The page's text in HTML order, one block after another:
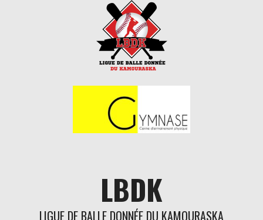
LBDK
LIGUE DE BALLE DONNÉE DU KAMOURASKA